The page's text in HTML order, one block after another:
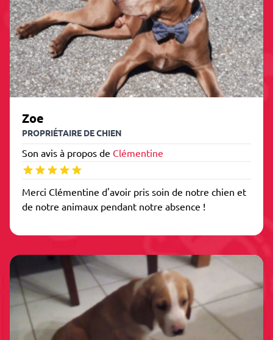
Zoe
PROPRIÉTAIRE DE CHIEN
Son avis à propos de Clémentine
Merci Clémentine d'avoir pris soin de notre chien et
de notre animaux pendant notre absence !